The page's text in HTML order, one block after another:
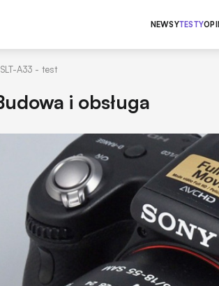
NEWSYTESTY
A33 - test
i obsługa